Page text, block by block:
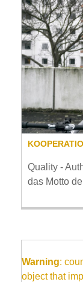
Quality -
das Motto
Warning:
object that